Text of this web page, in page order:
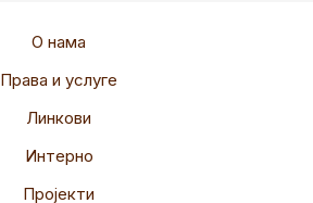
О нама
Права и услуге
Линкови
Интерно
Пројекти